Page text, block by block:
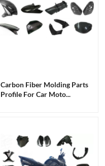
Carbon Fiber Molding Parts
Profile For Car Moto...